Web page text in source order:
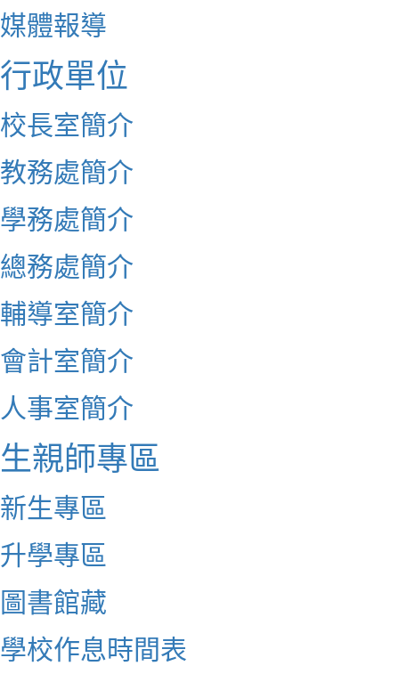
媒體報導
行政單位
校長室簡介
教務處簡介
學務處簡介
總務處簡介
輔導室簡介
會計室簡介
人事室簡介
生親師專區
新生專區
升學專區
圖書館藏
學校作息時間表